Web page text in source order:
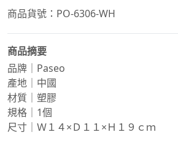
商品貨號：PO-6306-WH
商品摘要
品牌｜Paseo
產地｜中國
材質｜塑膠
規格｜1個
尺寸｜Ｗ１４×Ｄ１１×Ｈ１９ｃｍ